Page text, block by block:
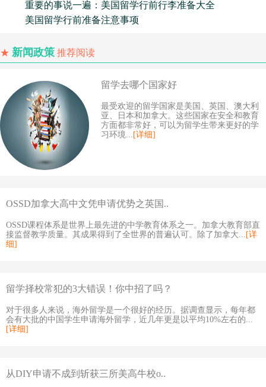
重要的事说一遍：美国留学行前行李准备大全
美国留学行前准备注意事项
★ 新闻政策 推荐阅读
留学去哪个国家好
最受欢迎的留学国家是美国、英国、澳大利
亚、日本和加拿大。这些国家在安全和教育
方面都非常好，可以为留学生带来更好的学
习环境... [详细]
OSSD加拿大高中文凭申请优势之英国..
OSSD课程体系是世界上最先进的中学教育体系之一。加拿大教育部直
接监督教学质量。其成果得到了全世界的普遍认可。除了加拿大... [详
细]
留学择校常犯的3大错误！你中招了吗？
对于很多人来说，海外留学是一个很好的经历。据调查显示，每年都
会有大批的中国学生申请海外留学，近几年更是以平均10%左右的...
[详细]
从DIY申请不成到斩获三所美高牛校o..